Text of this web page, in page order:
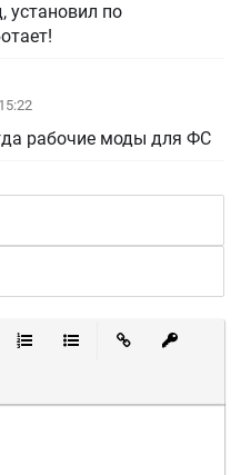
установил по
рабочие моды для ФС